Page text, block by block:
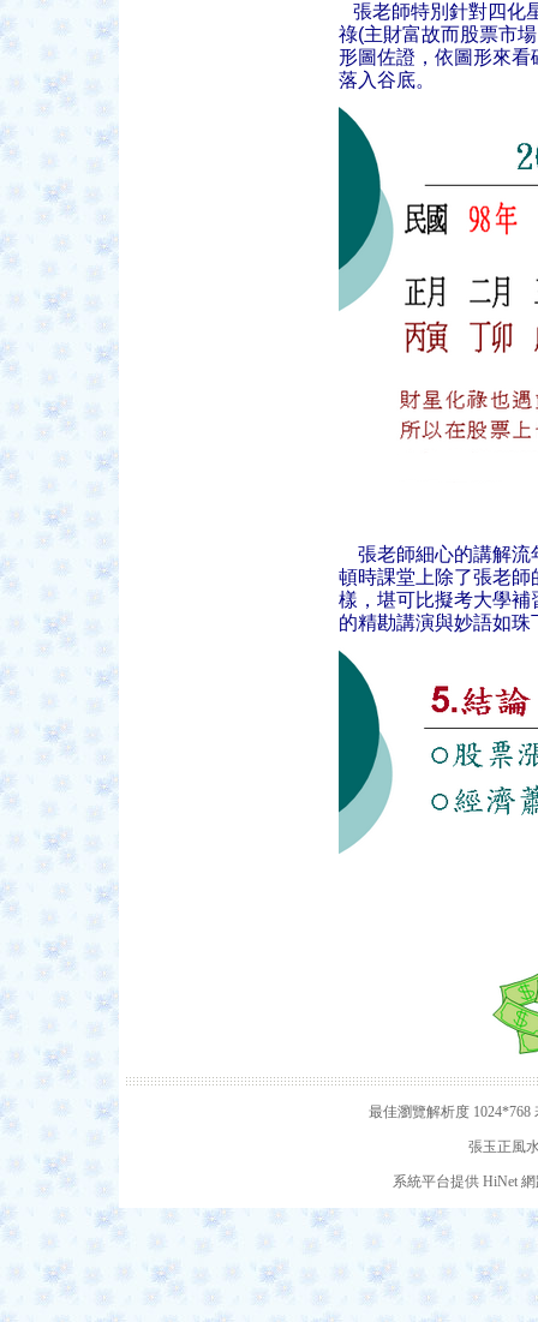
張老師特別針對四化
祿(主財富故而股票市
形圖佐證，依圖形來
落入谷底。
張老師細心的講解流
頓時課堂上除了張老
樣，堪可比擬考大學
的精勘講演與妙語如
最佳瀏覽解析度
張玉正風
系統平台提供 HiNet